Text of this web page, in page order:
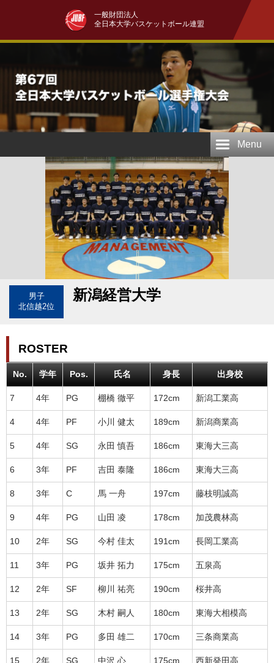
一般財団法人
全日本大学バスケットボール連盟
Menu
男子
北信越2位
新潟経営大学
ROSTER
No. 学年 Pos. 氏名 身長 出身校
7 4年 PG 棚橋 徹平 172cm 新潟工業高
4 4年 PF 小川 健太 189cm 新潟商業高
5 4年 SG 永田 慎吾 186cm 東海大三高
6 3年 PF 吉田 泰隆 186cm 東海大三高
8 3年 C 馬 一舟 197cm 藤枝明誠高
9 4年 PG 山田 凌 178cm 加茂農林高
10 2年 SG 今村 佳太 191cm 長岡工業高
11 3年 PG 坂井 拓力 175cm 五泉高
12 2年 SF 柳川 祐亮 190cm 桜井高
13 2年 SG 木村 嗣人 180cm 東海大相模高
14 3年 PG 多田 雄二 170cm 三条商業高
15 2年 SG 中沢 心 175cm 西新発田高